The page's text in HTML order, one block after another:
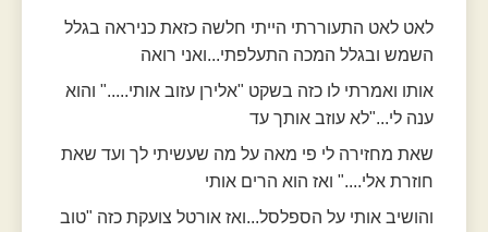
לאט לאט התעוררתי הייתי חלשה כזאת כניראה בגלל
השמש ובגלל המכה התעלפתי...ואני רואה
אותו ואמרתי לו כזה בשקט "אלירן עזוב אותי....." והוא
ענה לי..."לא עוזב אותך עד
שאת מחזירה לי פי מאה על מה שעשיתי לך ועד שאת
חוזרת אלי...." ואז הוא הרים אותי
והושיב אותי על הספלסל...ואז אורטל צועקת כזה "טוב